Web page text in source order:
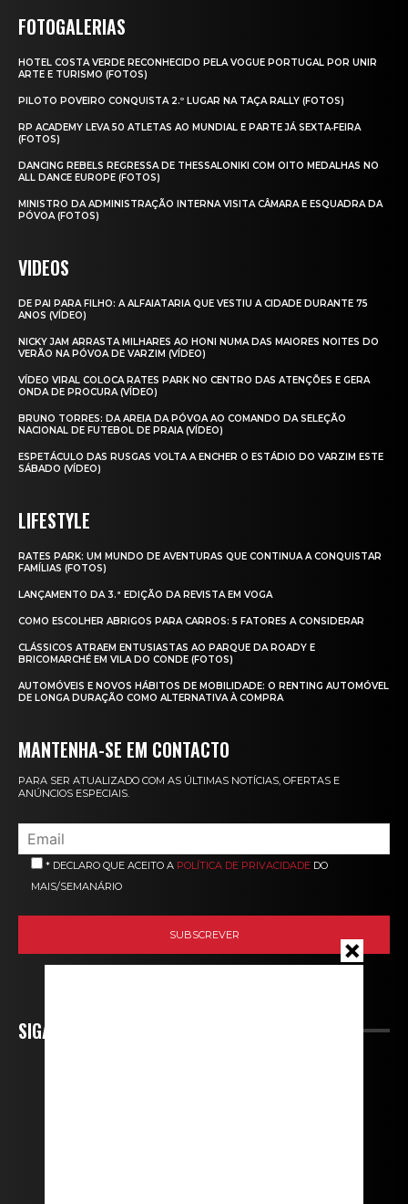
FOTOGALERIAS
HOTEL COSTA VERDE RECONHECIDO PELA VOGUE PORTUGAL POR UNIR
ARTE E TURISMO (FOTOS)
PILOTO POVEIRO CONQUISTA 2.º LUGAR NA TAÇA RALLY (FOTOS)
RP ACADEMY LEVA 50 ATLETAS AO MUNDIAL E PARTE JÁ SEXTA‑FEIRA
(FOTOS)
DANCING REBELS REGRESSA DE THESSALONIKI COM OITO MEDALHAS NO
ALL DANCE EUROPE (FOTOS)
MINISTRO DA ADMINISTRAÇÃO INTERNA VISITA CÂMARA E ESQUADRA DA
PÓVOA (FOTOS)
VIDEOS
DE PAI PARA FILHO: A ALFAIATARIA QUE VESTIU A CIDADE DURANTE 75
ANOS (VÍDEO)
NICKY JAM ARRASTA MILHARES AO HONI NUMA DAS MAIORES NOITES DO
VERÃO NA PÓVOA DE VARZIM (VÍDEO)
VÍDEO VIRAL COLOCA RATES PARK NO CENTRO DAS ATENÇÕES E GERA
ONDA DE PROCURA (VÍDEO)
BRUNO TORRES: DA AREIA DA PÓVOA AO COMANDO DA SELEÇÃO
NACIONAL DE FUTEBOL DE PRAIA (VÍDEO)
ESPETÁCULO DAS RUSGAS VOLTA A ENCHER O ESTÁDIO DO VARZIM ESTE
SÁBADO (VÍDEO)
LIFESTYLE
RATES PARK: UM MUNDO DE AVENTURAS QUE CONTINUA A CONQUISTAR
FAMÍLIAS (FOTOS)
LANÇAMENTO DA 3.ª EDIÇÃO DA REVISTA EM VOGA
COMO ESCOLHER ABRIGOS PARA CARROS: 5 FATORES A CONSIDERAR
CLÁSSICOS ATRAEM ENTUSIASTAS AO PARQUE DA ROADY E
BRICOMARCHÉ EM VILA DO CONDE (FOTOS)
AUTOMÓVEIS E NOVOS HÁBITOS DE MOBILIDADE: O RENTING AUTOMÓVEL
DE LONGA DURAÇÃO COMO ALTERNATIVA À COMPRA
MANTENHA-SE EM CONTACTO
PARA SER ATUALIZADO COM AS ÚLTIMAS NOTÍCIAS, OFERTAS E
ANÚNCIOS ESPECIAIS.
* DECLARO QUE ACEITO A POLÍTICA DE PRIVACIDADE DO
MAIS/SEMANÁRIO
SIGA-NOS